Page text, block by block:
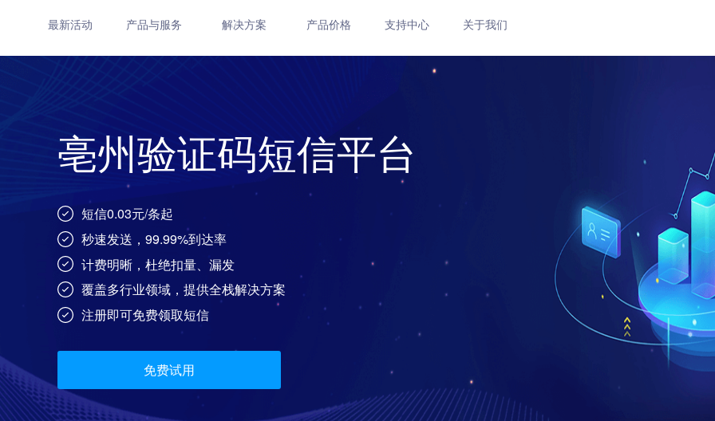
最新活动 产品与服务 解决方案 产品价格 支持中心 关于我们
亳州验证码短信平台
短信0.03元/条起
秒速发送，99.99%到达率
计费明晰，杜绝扣量、漏发
覆盖多行业领域，提供全栈解决方案
注册即可免费领取短信
免费试用